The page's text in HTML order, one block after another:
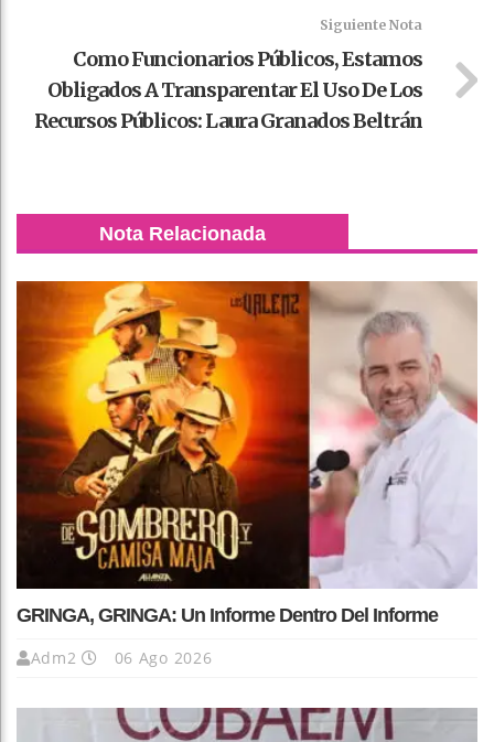
Siguiente Nota
Como Funcionarios Públicos, Estamos
Obligados A Transparentar El Uso De Los
Recursos Públicos: Laura Granados Beltrán
Nota Relacionada
GRINGA, GRINGA: Un Informe Dentro Del Informe
Adm2 06 Ago 2026